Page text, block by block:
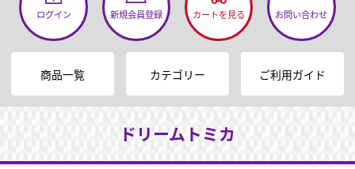
ログイン 新規会員登録 カートを見る お問い合わせ
商品一覧 カテゴリー ご利用ガイド
ドリームトミカ